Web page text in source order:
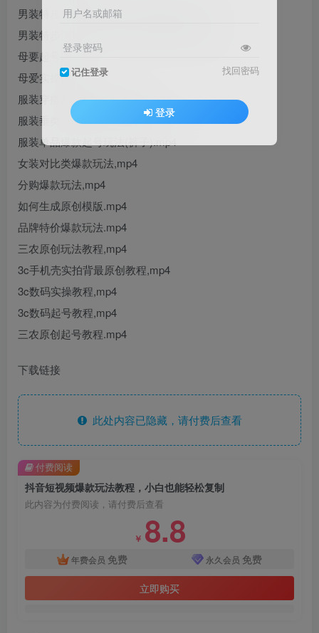
男装特步，鸿星尔克全品实操教程课,mp4
男装特步鸿星尔克特卖全品起号教程,mp4
母要起号课,mp4
母爱实操课.mp4
服装穿搭原创实操教程,mp4
服装垂类单品爆款玩法(裤子).mp4
服装单品爆款起号玩法(裤子).mp4
女装对比类爆款玩法,mp4
分购爆款玩法,mp4
如何生成原创模版.mp4
品牌特价爆款玩法.mp4
三农原创玩法教程,mp4
3c手机壳实拍背最原创教程,mp4
3c数码实操教程,mp4
3c数码起号教程,mp4
三农原创起号教程.mp4
下载链接
此处内容已隐藏，请付费后查看
抖音短视频爆款玩法教程，小白也能轻松复制
此内容为付费阅读，请付费后查看
￥ 8.8
年费会员 免费 永久会员 免费
立即购买
付费阅读
用户名或邮箱
登录密码
记住登录 找回密码
登录